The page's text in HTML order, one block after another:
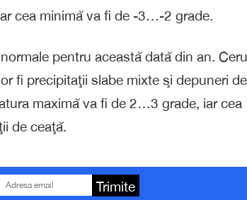
cea minimă va fi de -3…-2 grade.
pentru această dată din an.
fi precipitaţii slabe mixte şi depuneri de
maximă va fi de 2…3 grade, iar cea
de ceaţă.
Trimite